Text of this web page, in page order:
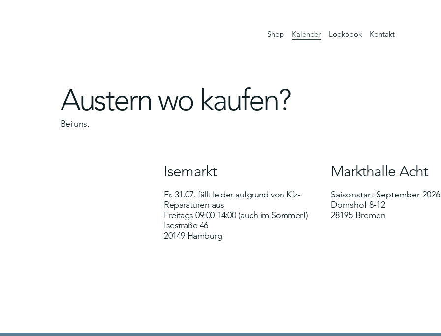
Shop Kalender Lookbook Kontakt
Austern wo kaufen?
Bei uns.
Isemarkt
Fr. 31.07. fällt leider aufgrund von Kfz-
Reparaturen aus
Freitags 09:00-14:00 (auch im Sommer!)
Isestraße 46
20149 Hamburg
Markthalle Acht
Saisonstart September 2026
Domshof 8-12
28195 Bremen